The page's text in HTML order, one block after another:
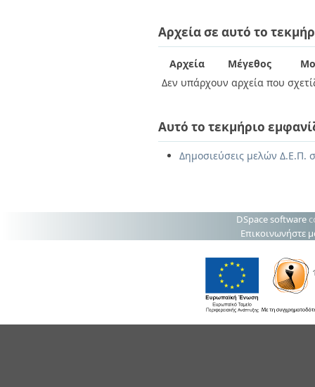
Αρχεία σε αυτό το
Αρχεία Μέγεθος
Δεν υπάρχουν αρχεία που
Αυτό το τεκμήριο
Δημοσιεύσεις μελών Δ.Ε.Π.
DSpace software
Επικοινωνήστε